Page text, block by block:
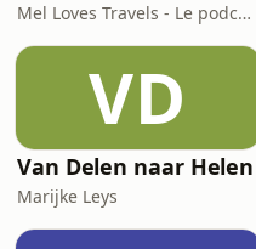
Mel Loves Travels - Le podcast belge du voyage
VD
Van Delen naar Helen
Marijke Leys